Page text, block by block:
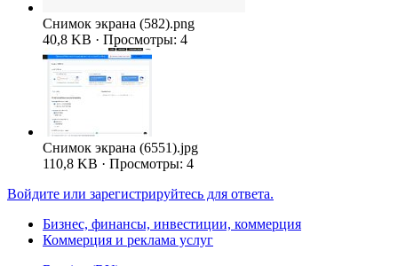
Снимок экрана (582).png
40,8 KB · Просмотры: 4
Снимок экрана (6551).jpg
110,8 KB · Просмотры: 4
Войдите или зарегистрируйтесь для ответа.
Бизнес, финансы, инвестиции, коммерция
Коммерция и реклама услуг